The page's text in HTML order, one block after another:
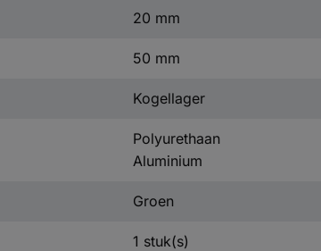
20 mm
50 mm
Kogellager
Polyurethaan
Aluminium
Groen
1 stuk(s)